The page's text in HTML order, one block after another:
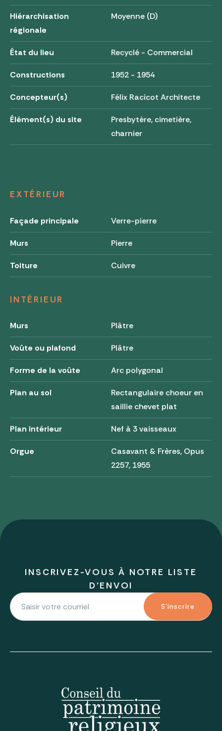
Hiérarchisation
régionale
Moyenne (D)
État du lieu Recyclé - Commercial
Constructions 1952 - 1954
Concepteur(s) Félix Racicot Architecte
Élément(s) du site
Presbytère, cimetière,
charnier
EXTÉRIEUR
Façade principale Verre-pierre
Murs Pierre
Toiture Cuivre
INTÉRIEUR
Murs Plâtre
Voûte ou plafond Plâtre
Forme de la voûte Arc polygonal
Plan au sol
Rectangulaire choeur en
saillie chevet plat
Plan intérieur Nef à 3 vaisseaux
Orgue
Casavant & Frères, Opus
2257, 1955
INSCRIVEZ-VOUS À NOTRE LISTE
D'ENVOI
S'inscrire